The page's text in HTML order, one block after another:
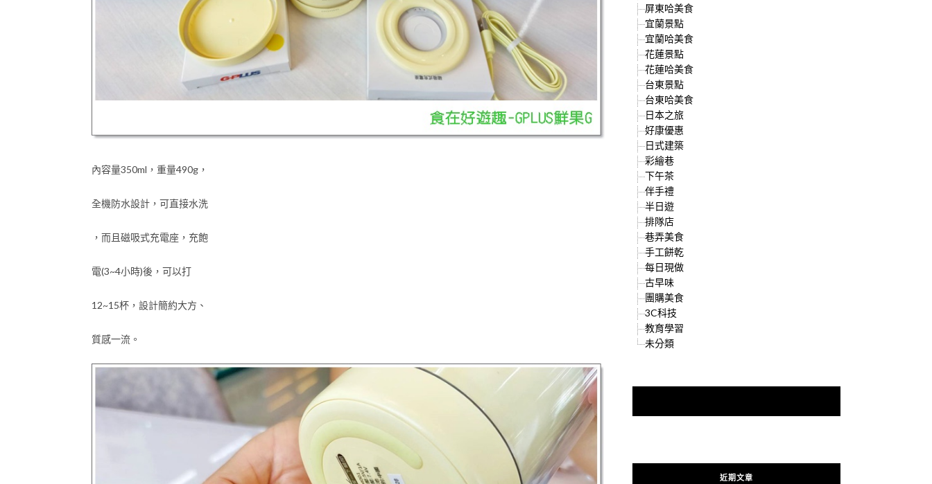
內容量350ml，重量490g，
全機防水設計，可直接水洗
，而且磁吸式充電座，充飽
電(3~4小時)後，可以打
12~15杯，設計簡約大方、
質感一流。
屏東哈美食
宜蘭景點
宜蘭哈美食
花蓮景點
花蓮哈美食
台東景點
台東哈美食
日本之旅
好康優惠
日式建築
彩繪巷
下午茶
伴手禮
半日遊
排隊店
巷弄美食
手工餅乾
每日現做
古早味
團購美食
3C科技
教育學習
未分類
近期文章